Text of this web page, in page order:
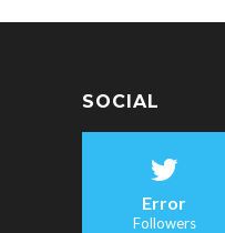
SOCIAL
Error
Followers